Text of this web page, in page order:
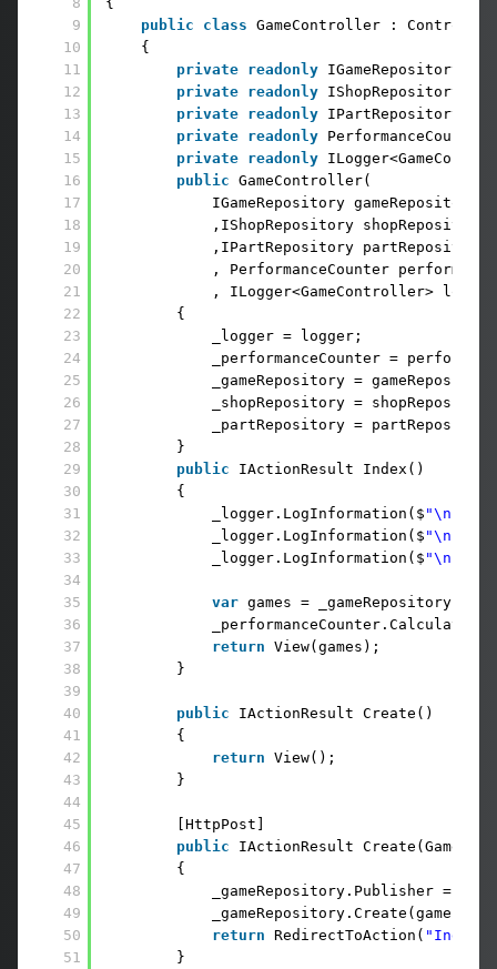
9
10
11
12
13
14
15
16
17
18
19
20
21
22
23
24
25
26
27
28
29
30
31
32
33
34
35
36
37
38
39
40
41
42
43
44
45
46
47
48
49
50
51
public
class GameController : Controller
{
private readonly IGameRepository
private readonly IShopRepository
private readonly IPartRepository
private readonly
private readonly
public GameController(
IGameRepository gameRepository
,IShopRepository shopRepository
,IPartRepository partRepository
, PerformanceCounter
, ILogger<GameController>
{
_logger = logger;
_performanceCounter =
_gameRepository =
_shopRepository =
_partRepository =
}
public
IActionResult Index()
{
_logger.LogInformation($
_logger.LogInformation($
_logger.LogInformation($
var games =
return View(games);
}
public
IActionResult Create()
{
return View();
}
[HttpPost]
public
IActionResult Create(Game
{
_gameRepository.Publisher =
_gameRepository.Create(game);
return RedirectToAction( "Index"
}